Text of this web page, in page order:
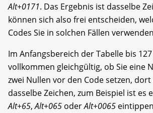
Alt+0171. Das Ergebnis ist dasselbe
können sich also frei entscheiden,
Codes Sie in solchen Fällen
Im Anfangsbereich der Tabelle bis
vollkommen gleichgültig, ob Sie eine
zwei Nullen vor den Code setzen,
dasselbe Zeichen, zum Beispiel ist es
Alt+65,Alt+065 oderAlt+0065